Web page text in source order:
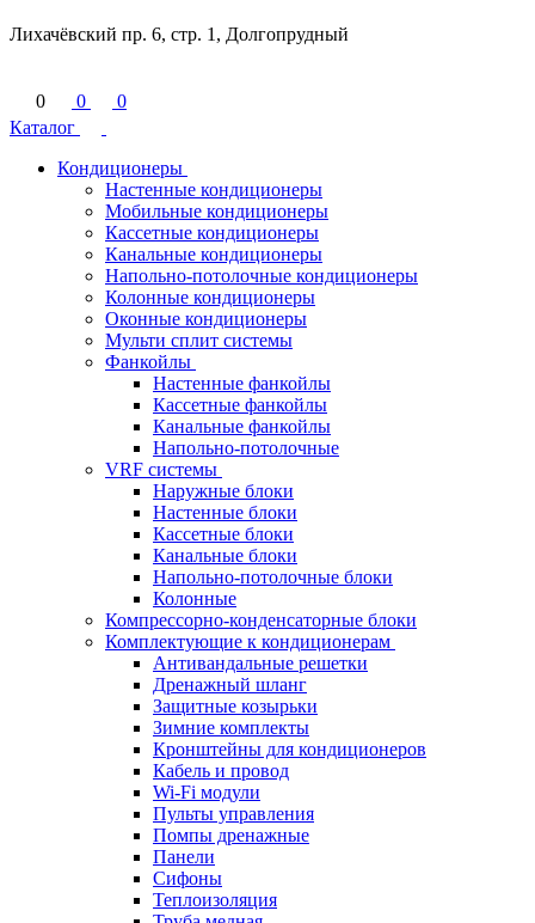
Лихачёвский пр. 6, стр. 1, Долгопрудный
0 0
0
Каталог
Кондиционеры
Настенные кондиционеры
Мобильные кондиционеры
Кассетные кондиционеры
Канальные кондиционеры
Напольно-потолочные кондиционеры
Колонные кондиционеры
Оконные кондиционеры
Мульти сплит системы
Фанкойлы
Настенные фанкойлы
Кассетные фанкойлы
Канальные фанкойлы
Напольно-потолочные
VRF системы
Наружные блоки
Настенные блоки
Кассетные блоки
Канальные блоки
Напольно-потолочные блоки
Колонные
Компрессорно-конденсаторные блоки
Комплектующие к кондиционерам
Антивандальные решетки
Дренажный шланг
Защитные козырьки
Зимние комплекты
Кронштейны для кондиционеров
Кабель и провод
Wi-Fi модули
Пульты управления
Помпы дренажные
Панели
Сифоны
Теплоизоляция